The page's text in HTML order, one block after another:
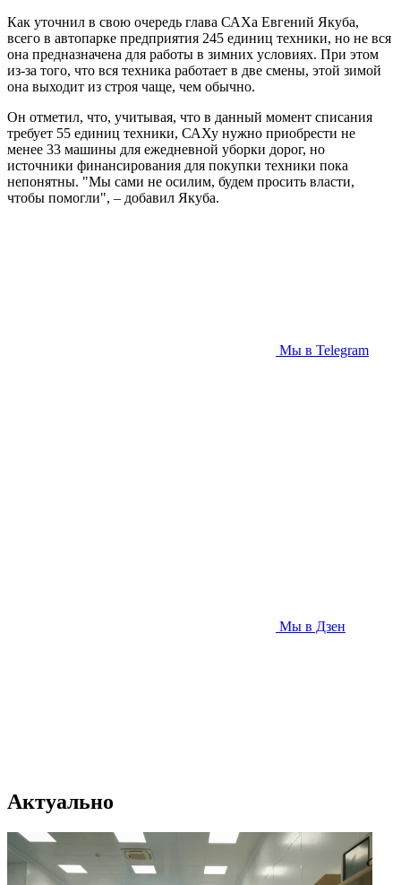
Как уточнил в свою очередь глава САХа Евгений Якуба,
всего в автопарке предприятия 245 единиц техники, но не вся
она предназначена для работы в зимних условиях. При этом
из-за того, что вся техника работает в две смены, этой зимой
она выходит из строя чаще, чем обычно.
Он отметил, что, учитывая, что в данный момент списания
требует 55 единиц техники, САХу нужно приобрести не
менее 33 машины для ежедневной уборки дорог, но
источники финансирования для покупки техники пока
непонятны. "Мы сами не осилим, будем просить власти,
чтобы помогли", – добавил Якуба.
Мы в Telegram
Мы в Дзен
Актуально